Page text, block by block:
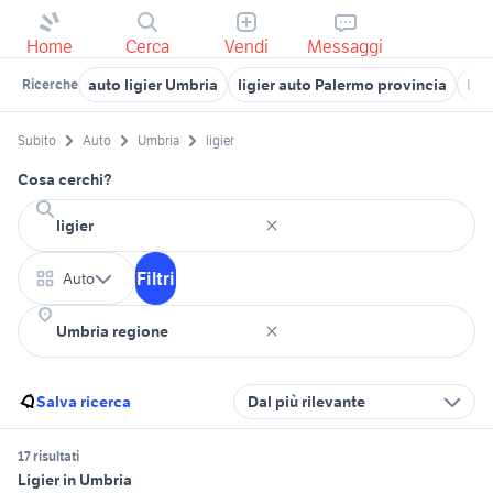
Home Cerca Vendi Messaggi
Ricerche auto ligier Umbria ligier auto Palermo provincia
Subito Auto Umbria ligier
Cosa cerchi?
Auto Filtri
Salva ricerca Dal più rilevante
17 risultati
Ligier in Umbria